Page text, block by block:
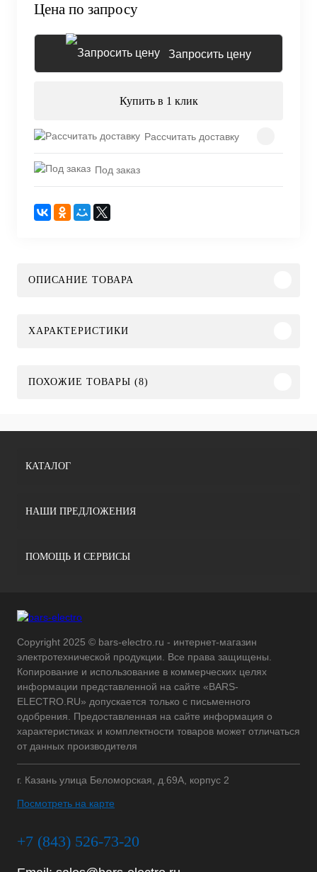
Цена по запросу
Запросить цену
Купить в 1 клик
Рассчитать доставку
Под заказ
ОПИСАНИЕ ТОВАРА
ХАРАКТЕРИСТИКИ
ПОХОЖИЕ ТОВАРЫ (8)
КАТАЛОГ
НАШИ ПРЕДЛОЖЕНИЯ
ПОМОЩЬ И СЕРВИСЫ
Copyright 2025 © bars-electro.ru - интернет-магазин
электротехнической продукции. Все права защищены.
Копирование и использование в коммерческих целях
информации представленной на сайте «BARS-
ELECTRO.RU» допускается только с письменного
одобрения. Предоставленная на сайте информация о
характеристиках и комплектности товаров может отличаться
от данных производителя
г. Казань улица Беломорская, д.69А, корпус 2
Посмотреть на карте
+7 (843) 526-73-20